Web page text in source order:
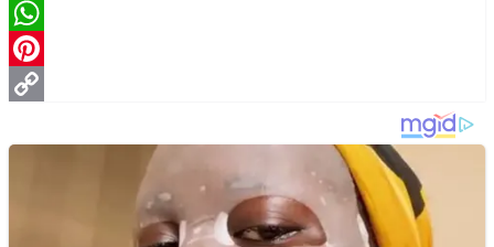
X
WhatsApp
Pinterest
Link